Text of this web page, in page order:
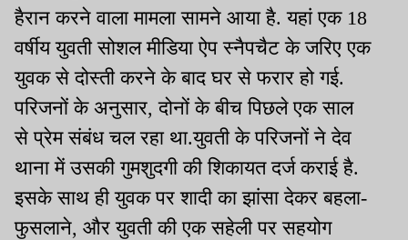
हैरान करने वाला मामला सामने आया है. यहां एक 18
वर्षीय युवती सोशल मीडिया ऐप स्नैपचैट के जरिए एक
युवक से दोस्ती करने के बाद घर से फरार हो गई.
परिजनों के अनुसार, दोनों के बीच पिछले एक साल
से प्रेम संबंध चल रहा था.युवती के परिजनों ने देव
थाना में उसकी गुमशुदगी की शिकायत दर्ज कराई है.
इसके साथ ही युवक पर शादी का झांसा देकर बहला-
फुसलाने, और युवती की एक सहेली पर सहयोग